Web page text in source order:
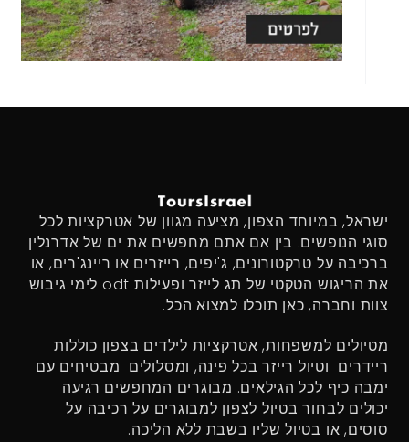
ישראל, במיוחד הצפון, מציעה מגוון של אטרקציות לכל
סוגי הנופשים. בין אם אתם מחפשים את ים של אדרנלין
ברכיבה על טרקטורונים, ג'יפים, רייזרים או ריינג'רים, או
את הריגוש הטקטי של תג לייזר ופעילות odt לימי גיבוש
צוות וחברה, כאן תוכלו למצוא הכל.
מטיולים למשפחות, אטרקציות לילדים בצפון כוללות
ריידרים וטיול רייזר בכל פינה, ומסלולים מבטיחים עם
ימבה כיף לכל הגילאים. מבוגרים המחפשים רגיעה
יכולים לבחור בטיול לצפון למבוגרים על רכיבה על
סוסים, או בטיול שליו בשבת ללא הליכה.